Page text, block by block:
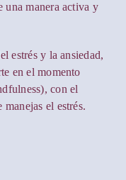
una manera activa y
estrés y la ansiedad,
en el momento
con el
el estrés.